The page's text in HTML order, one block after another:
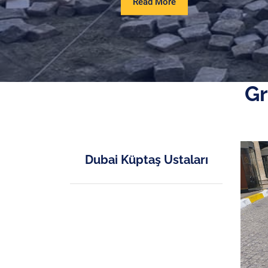
More
Dubai Küptaş Ustaları